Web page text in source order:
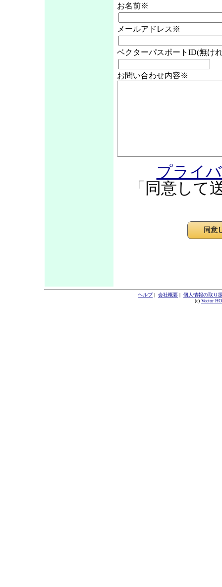
お名前※
メールアドレス※
ベクターパスポートID(無け
お問い合わせ内容※
プライ
「同意して
ヘルプ| 会社概要 | 個人情報の取り
(c) Vector